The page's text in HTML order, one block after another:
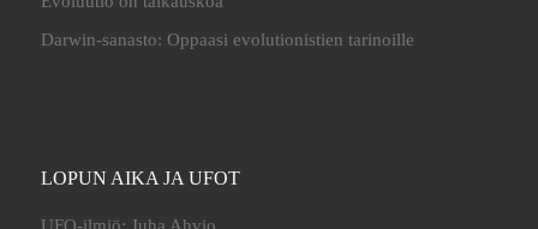
Darwin-sanasto: Oppaasi evolutionistien tarinoille
LOPUN AIKA JA UFOT